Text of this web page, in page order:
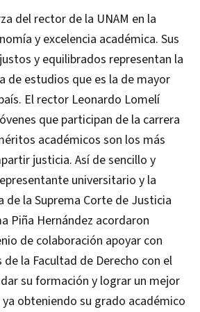
del rector de la UNAM en la
y excelencia académica. Sus
y equilibrados representan la
de estudios que es la de mayor
El rector Leonardo Lomelí
que participan de la carrera
académicos son los más
justicia. Así de sencillo y
universitario y la
la Suprema Corte de Justicia
Piña Hernández acordaron
de colaboración apoyar con
de la Facultad de Derecho con el
su formación y lograr un mejor
obteniendo su grado académico